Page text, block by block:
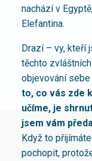
nachází v
Elefantina.
Drazí – vy, kteří
těchto
objevování
to, co vás zde
učíme, je
jsem vám
Když to
pochopit,